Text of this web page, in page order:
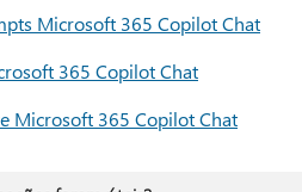
Microsoft 365 Copilot Chat
365 Copilot Chat
Microsoft 365 Copilot Chat